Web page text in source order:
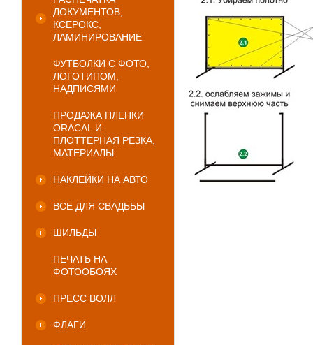
ДОКУМЕНТОВ,
КСЕРОКС,
ЛАМИНИРОВАНИЕ
ФУТБОЛКИ С ФОТО,
ЛОГОТИПОМ,
НАДПИСЯМИ
ПРОДАЖА ПЛЕНКИ
ORACAL И
ПЛОТТЕРНАЯ РЕЗКА,
МАТЕРИАЛЫ
НАКЛЕЙКИ НА АВТО
ВСЕ ДЛЯ СВАДЬБЫ
ШИЛЬДЫ
ПЕЧАТЬ НА
ФОТООБОЯХ
ПРЕСС ВОЛЛ
ФЛАГИ